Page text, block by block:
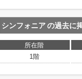
シンフォニアの過去に
所在階
1階